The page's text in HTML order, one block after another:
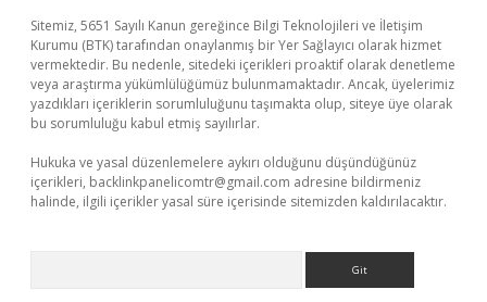
Sitemiz, 5651 Sayılı Kanun gereğince Bilgi Teknolojileri ve İletişim
Kurumu (BTK) tarafından onaylanmış bir Yer Sağlayıcı olarak hizmet
vermektedir. Bu nedenle, sitedeki içerikleri proaktif olarak denetleme
veya araştırma yükümlülüğümüz bulunmamaktadır. Ancak, üyelerimiz
yazdıkları içeriklerin sorumluluğunu taşımakta olup, siteye üye olarak
bu sorumluluğu kabul etmiş sayılırlar.
Hukuka ve yasal düzenlemelere aykırı olduğunu düşündüğünüz
içerikleri, backlinkpanelicomtr@gmail.com adresine bildirmeniz
halinde, ilgili içerikler yasal süre içerisinde sitemizden kaldırılacaktır.